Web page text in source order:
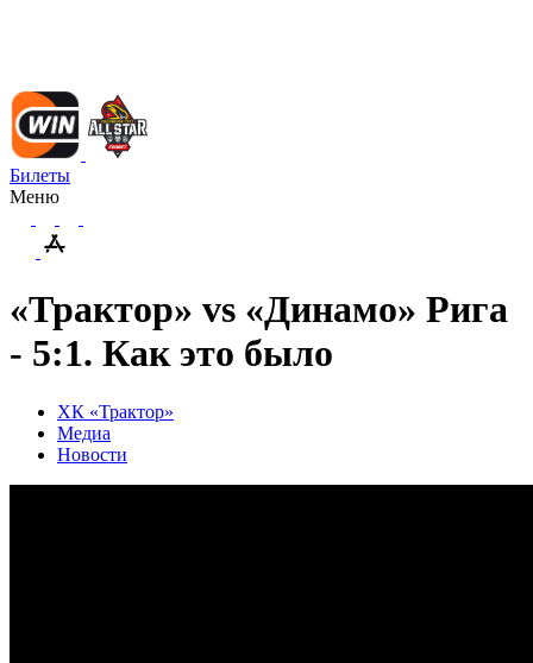
Билеты
Меню
«Трактор» vs «Динамо» Рига
- 5:1. Как это было
ХК «Трактор»
Медиа
Новости